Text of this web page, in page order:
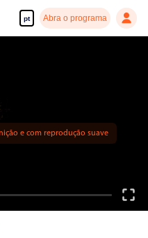
pt Abra o programa